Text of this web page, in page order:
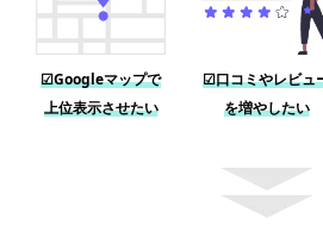
☑Googleマップで
上位表示させたい
☑口コミやレビュ
を増やしたい